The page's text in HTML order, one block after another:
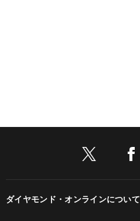
ダイヤモンド・オンラインについて